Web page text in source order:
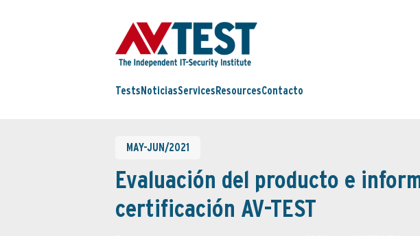
Tests NoticiasServices ResourcesContacto
MAY-JUN/2021
Evaluación del producto e
certificación AV-TEST